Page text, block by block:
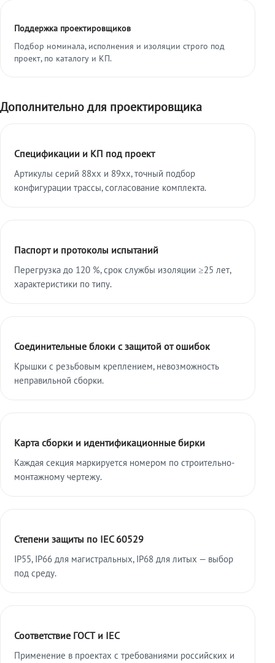
Поддержка проектировщиков
Подбор номинала, исполнения и изоляции строго под
проект, по каталогу и КП.
Дополнительно для проектировщика
Спецификации и КП под проект
Артикулы серий 88xx и 89xx, точный подбор
конфигурации трассы, согласование комплекта.
Паспорт и протоколы испытаний
Перегрузка до 120 %, срок службы изоляции ≥25 лет,
характеристики по типу.
Соединительные блоки с защитой от ошибок
Крышки с резьбовым креплением, невозможность
неправильной сборки.
Карта сборки и идентификационные бирки
Каждая секция маркируется номером по строительно-
монтажному чертежу.
Степени защиты по IEC 60529
IP55, IP66 для магистральных, IP68 для литых — выбор
под среду.
Соответствие ГОСТ и IEC
Применение в проектах с требованиями российских и